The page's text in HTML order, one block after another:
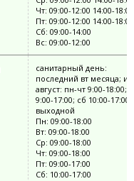
Чт: 09:00-12:00 14:00-18:00
Пт: 09:00-12:00 14:00-18:00
Сб: 09:00-14:00
Вс: 09:00-12:00
санитарный день:
последний вт месяца;
август: пн-чт 9:00-18:00;
9:00-17:00; сб 10:00-17:00;
выходной
Пн: 09:00-18:00
Вт: 09:00-18:00
Ср: 09:00-18:00
Чт: 09:00-18:00
Пт: 09:00-17:00
Сб: 10:00-17:00